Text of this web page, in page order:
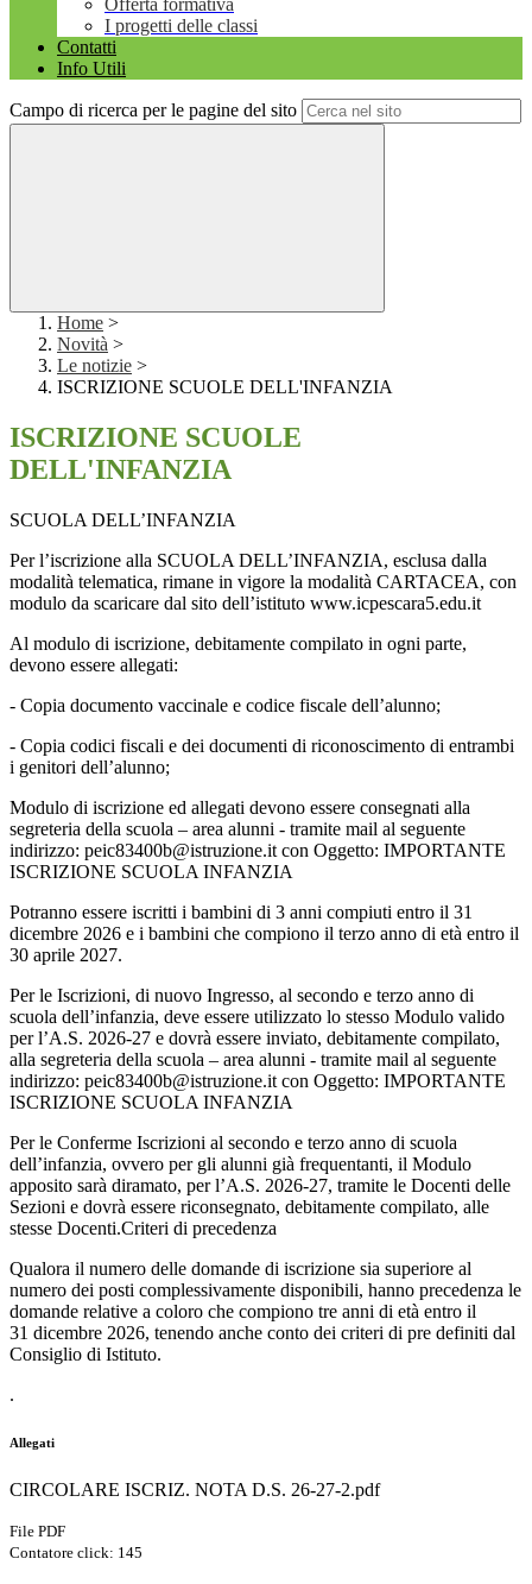
Offerta formativa
I progetti delle classi
Contatti
Info Utili
Campo di ricerca per le pagine del sito
Home >
Novità >
Le notizie >
ISCRIZIONE SCUOLE DELL'INFANZIA
ISCRIZIONE SCUOLE
DELL'INFANZIA
SCUOLA DELL’INFANZIA
Per l’iscrizione alla SCUOLA DELL’INFANZIA, esclusa dalla
modalità telematica, rimane in vigore la modalità CARTACEA, con
modulo da scaricare dal sito dell’istituto www.icpescara5.edu.it
Al modulo di iscrizione, debitamente compilato in ogni parte,
devono essere allegati:
- Copia documento vaccinale e codice fiscale dell’alunno;
- Copia codici fiscali e dei documenti di riconoscimento di entrambi
i genitori dell’alunno;
Modulo di iscrizione ed allegati devono essere consegnati alla
segreteria della scuola – area alunni - tramite mail al seguente
indirizzo: peic83400b@istruzione.it con Oggetto: IMPORTANTE
ISCRIZIONE SCUOLA INFANZIA
Potranno essere iscritti i bambini di 3 anni compiuti entro il 31
dicembre 2026 e i bambini che compiono il terzo anno di età entro il
30 aprile 2027.
Per le Iscrizioni, di nuovo Ingresso, al secondo e terzo anno di
scuola dell’infanzia, deve essere utilizzato lo stesso Modulo valido
per l’A.S. 2026-27 e dovrà essere inviato, debitamente compilato,
alla segreteria della scuola – area alunni - tramite mail al seguente
indirizzo: peic83400b@istruzione.it con Oggetto: IMPORTANTE
ISCRIZIONE SCUOLA INFANZIA
Per le Conferme Iscrizioni al secondo e terzo anno di scuola
dell’infanzia, ovvero per gli alunni già frequentanti, il Modulo
apposito sarà diramato, per l’A.S. 2026-27, tramite le Docenti delle
Sezioni e dovrà essere riconsegnato, debitamente compilato, alle
stesse Docenti.Criteri di precedenza
Qualora il numero delle domande di iscrizione sia superiore al
numero dei posti complessivamente disponibili, hanno precedenza le
domande relative a coloro che compiono tre anni di età entro il
31 dicembre 2026, tenendo anche conto dei criteri di pre definiti dal
Consiglio di Istituto.
.
Allegati
CIRCOLARE ISCRIZ. NOTA D.S. 26-27-2.pdf
File PDF
Contatore click: 145